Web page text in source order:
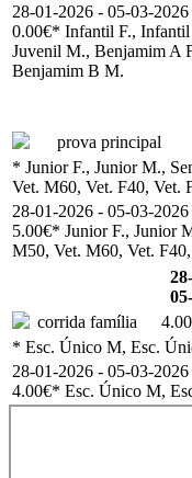
28-01-2026 - 05-03-2026
0.00€* Infantil F.,
Juvenil M., Benjamim A
Benjamim B M.
prova principal
* Junior F., Junior M.,
Vet. M60, Vet. F40, Vet.
28-01-2026 - 05-03-2026
5.00€* Junior F., Junior
M50, Vet. M60, Vet.
corrida família
* Esc. Único M, Esc.
28-01-2026 - 05-03-2026
4.00€* Esc. Único M,